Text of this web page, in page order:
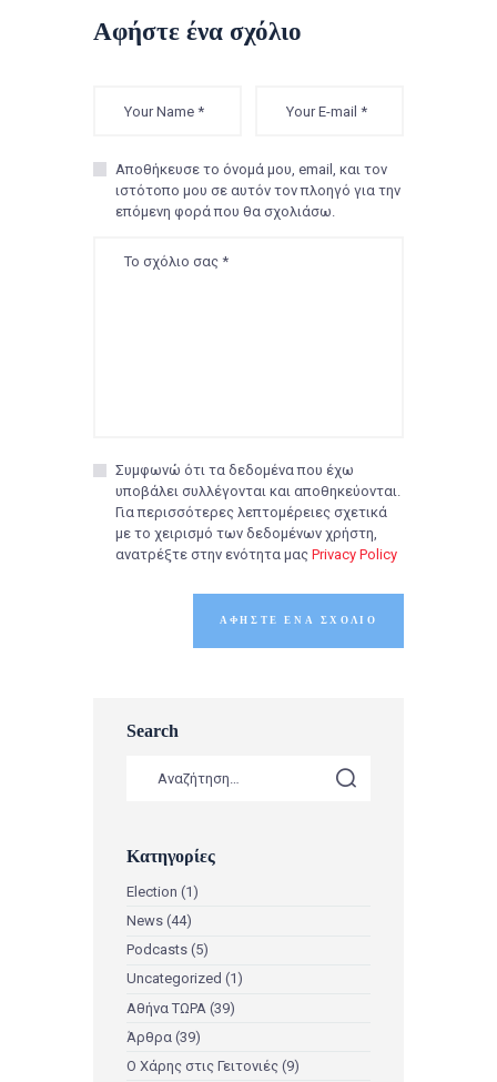
Αφήστε ένα σχόλιο
Αποθήκευσε το όνομά μου, email, και τον
ιστότοπο μου σε αυτόν τον πλοηγό για την
επόμενη φορά που θα σχολιάσω.
Συμφωνώ ότι τα δεδομένα που έχω
υποβάλει συλλέγονται και αποθηκεύονται.
Για περισσότερες λεπτομέρειες σχετικά
με το χειρισμό των δεδομένων χρήστη,
ανατρέξτε στην ενότητα μας Privacy Policy
Search
Κατηγορίες
Election (1)
News (44)
Podcasts (5)
Uncategorized (1)
Αθήνα ΤΩΡΑ (39)
Άρθρα (39)
Ο Χάρης στις Γειτονιές (9)